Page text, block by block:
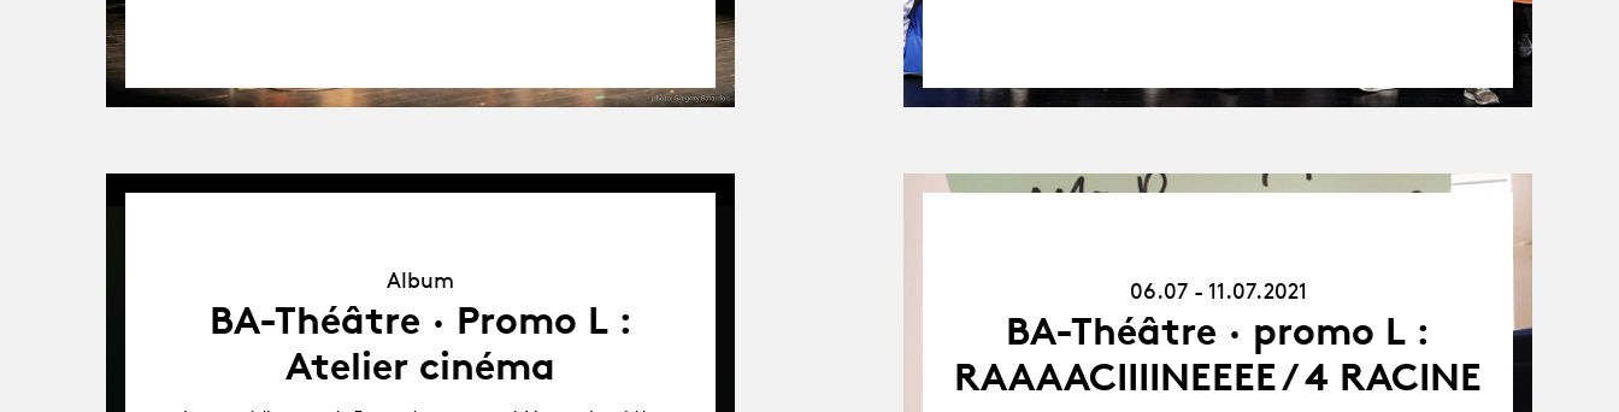
Album
BA-Théâtre · Promo L :
Atelier cinéma
06.07 - 11.07.2021
BA-Théâtre · promo L :
RAAAACIIIINEEEE / 4 RACINE